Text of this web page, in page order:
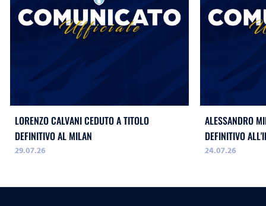
LORENZO CALVANI CEDUTO A TITOLO
DEFINITIVO AL MILAN
29.07.26
ALESSANDRO
DEFINITIVO
24.07.26